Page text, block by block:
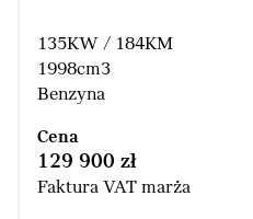
135KW / 184KM
1998cm3
Benzyna
Cena
129 900 zł
Faktura VAT marża